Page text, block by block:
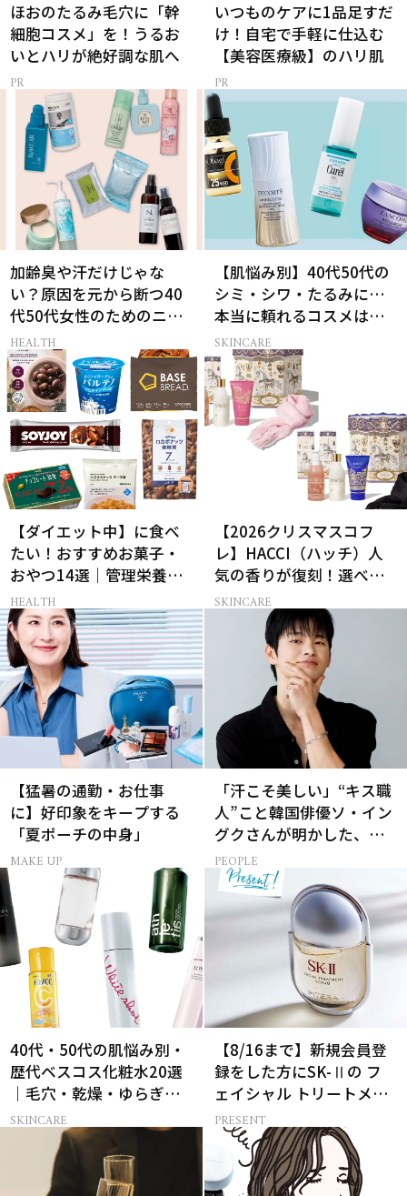
ほおのたるみ毛穴に「幹
細胞コスメ」を！うるお
いとハリが絶好調な肌へ
いつものケアに1品足すだ
け！自宅で手軽に仕込む
【美容医療級】のハリ肌
加齢臭や汗だけじゃな
い？原因を元から断つ40
代50代女性のためのニオ
イケア
HEALTH
【肌悩み別】40代50代の
シミ・シワ・たるみに…
本当に頼れるコスメは？
ベスコス受賞スキンケア
21選
SKINCARE
【ダイエット中】に食べ
たい！おすすめお菓子・
おやつ14選｜管理栄養士
監修
HEALTH
【2026クリスマスコフ
レ】HACCI（ハッチ）人
気の香りが復刻！選べる
コフレが楽しい♡
SKINCARE
【猛暑の通勤・お仕事
に】好印象をキープする
「夏ポーチの中身」
MAKE UP
「汗こそ美しい」“キス職
人”こと韓国俳優ソ・イン
グクさんが明かした、惹
かれる人の条件とは
PEOPLE
40代・50代の肌悩み別・
歴代ベスコス化粧水20選
｜毛穴・乾燥・ゆらぎな
ど
SKINCARE
【8/16まで】新規会員登
録をした方にSK-Ⅱの フ
ェイシャル トリートメン
ト セラムをプレゼント！
PRESENT